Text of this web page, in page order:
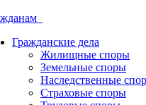
Гражданские дела
Жилищные споры
Земельные споры
Наследственные
Страховые споры